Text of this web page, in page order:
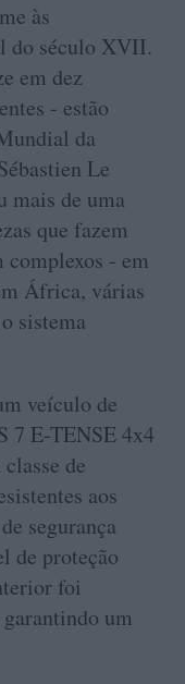
às
do século XVII.
em dez
- estão
da
Le
mais de uma
que fazem
complexos - em
África, várias
sistema
veículo de
7 E-TENSE 4x4
de
aos
segurança
de proteção
foi
um